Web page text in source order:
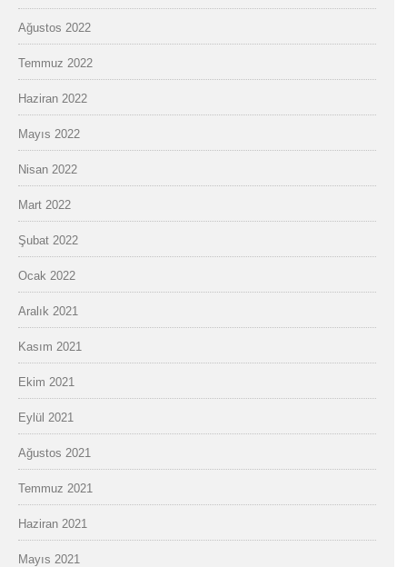
Ağustos 2022
Temmuz 2022
Haziran 2022
Mayıs 2022
Nisan 2022
Mart 2022
Şubat 2022
Ocak 2022
Aralık 2021
Kasım 2021
Ekim 2021
Eylül 2021
Ağustos 2021
Temmuz 2021
Haziran 2021
Mayıs 2021